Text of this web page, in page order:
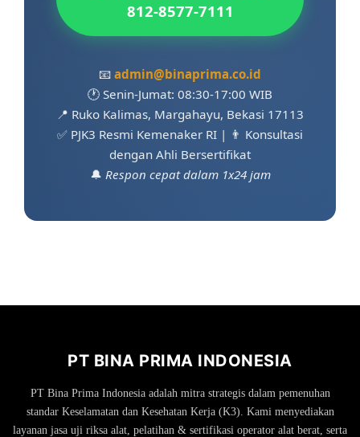
812-8577-7111
📧 admin@binaprima.co.id
🕐 Senin-Jumat: 08:30-17:00 WIB
📍 Ruko Kalimas, Margahayu, Bekasi 17113
✅ PJK3 Resmi Kemenaker RI | 👨‍ Konsultasi
dengan Ahli Bersertifikat
🔔 Respon cepat dalam 1x24 jam
PT BINA PRIMA INDONESIA
PT Bina Prima Indonesia adalah mitra strategis dalam pemenuhan
standar Keselamatan dan Kesehatan Kerja (K3). Kami menyediakan
layanan jasa uji riksa alat, pelatihan & sertifikasi operator alat berat, serta